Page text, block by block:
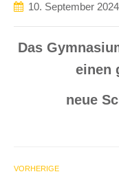
10. September 2024
Das
einen
neue
VORHERIGE